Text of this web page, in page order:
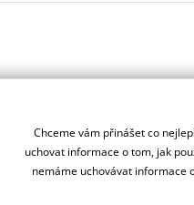
Chceme vám přinášet co
uchovat informace o tom, jak
nemáme uchovávat informace